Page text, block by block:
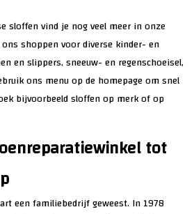
sloffen vind je nog veel meer in onze
shoppen voor diverse kinder- en
en slippers, sneeuw- en regenschoeisel,
ons menu op de homepage om snel
bijvoorbeeld sloffen op merk of op
tot
een familiebedrijf geweest. In 1978